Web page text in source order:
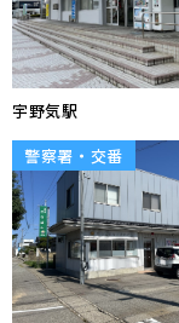
宇野気駅
警察署・交番